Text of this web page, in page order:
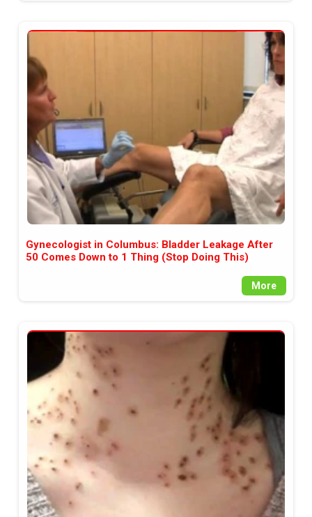
Gynecologist in Columbus: Bladder Leakage After
50 Comes Down to 1 Thing (Stop Doing This)
More